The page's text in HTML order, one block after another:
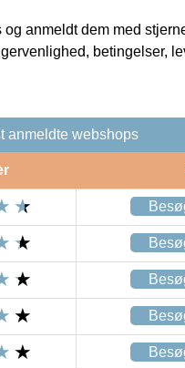
anmeldt dem med
betingelser,
anmeldte webshops